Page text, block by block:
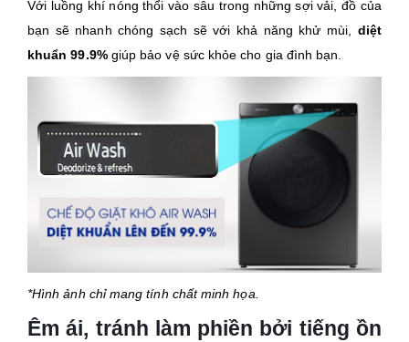
Với luồng khí nóng thổi vào sâu trong những sợi vải, đồ của
bạn sẽ nhanh chóng sạch sẽ với khả năng khử mùi, diệt
khuẩn 99.9% giúp bảo vệ sức khỏe cho gia đình bạn.
*Hình ảnh chỉ mang tính chất minh họa.
Êm ái, tránh làm phiền bởi tiếng ồn